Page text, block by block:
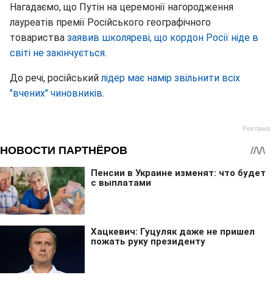
Нагадаємо, що Путін на церемонії нагородження
лауреатів премії Російського географічного
товариства заявив школяреві, що кордон Росії ніде в
світі не закінчується.
До речі, російськийлідер має намір звільнити всіх
"вчених" чиновників.